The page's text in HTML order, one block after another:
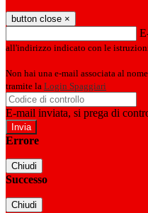
button close ×
all'indirizzo indicato con le
Non hai una e-mail associata al
tramite la Login Spaggiari
E-mail inviata, si prega di
Errore
Chiudi
Successo
Chiudi